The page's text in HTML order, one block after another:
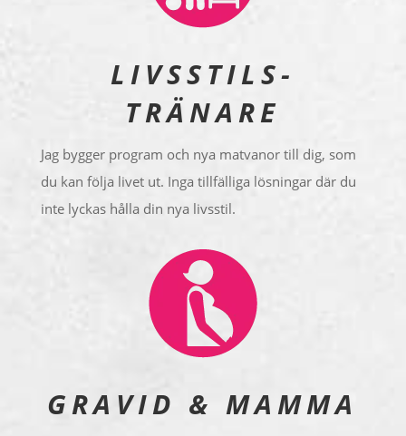
LIVSSTILS-
TRÄNARE
Jag bygger program och nya matvanor till dig, som
du kan följa livet ut. Inga tillfälliga lösningar där du
inte lyckas hålla din nya livsstil.
GRAVID & MAMMA